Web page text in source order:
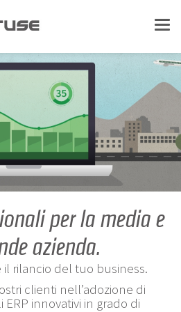
NOI
- ERP
Management
Social Collaboration
per la media e
azienda.
il rilancio del tuo business.
clienti nell’adozione di
innovativi in grado di